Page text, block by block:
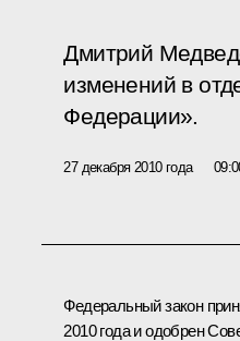
Дмитрий
изменений в
Федерации».
27 декабря 2010 года
Федеральный закон
2010 года и одобрен